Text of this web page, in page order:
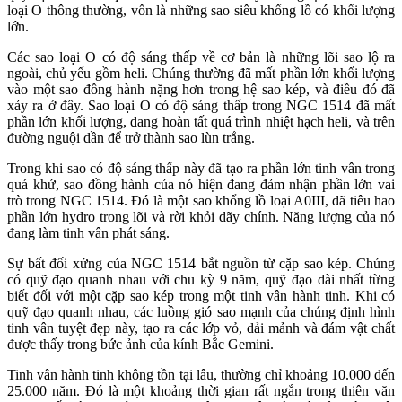
loại O thông thường, vốn là những sao siêu khổng lồ có khối lượng
lớn.
Các sao loại O có độ sáng thấp về cơ bản là những lõi sao lộ ra
ngoài, chủ yếu gồm heli. Chúng thường đã mất phần lớn khối lượng
vào một sao đồng hành nặng hơn trong hệ sao kép, và điều đó đã
xảy ra ở đây. Sao loại O có độ sáng thấp trong NGC 1514 đã mất
phần lớn khối lượng, đang hoàn tất quá trình nhiệt hạch heli, và trên
đường nguội dần để trở thành sao lùn trắng.
Trong khi sao có độ sáng thấp này đã tạo ra phần lớn tinh vân trong
quá khứ, sao đồng hành của nó hiện đang đảm nhận phần lớn vai
trò trong NGC 1514. Đó là một sao khổng lồ loại A0III, đã tiêu hao
phần lớn hydro trong lõi và rời khỏi dãy chính. Năng lượng của nó
đang làm tinh vân phát sáng.
Sự bất đối xứng của NGC 1514 bắt nguồn từ cặp sao kép. Chúng
có quỹ đạo quanh nhau với chu kỳ 9 năm, quỹ đạo dài nhất từng
biết đối với một cặp sao kép trong một tinh vân hành tinh. Khi có
quỹ đạo quanh nhau, các luồng gió sao mạnh của chúng định hình
tinh vân tuyệt đẹp này, tạo ra các lớp vỏ, dải mảnh và đám vật chất
được thấy trong bức ảnh của kính Bắc Gemini.
Tinh vân hành tinh không tồn tại lâu, thường chỉ khoảng 10.000 đến
25.000 năm. Đó là một khoảng thời gian rất ngắn trong thiên văn